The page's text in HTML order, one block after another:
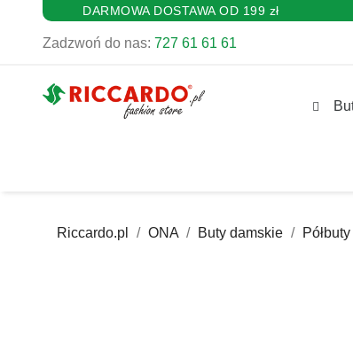
DARMOWA DOSTAWA OD 199 zł
Zadzwoń do nas: 727 61 61 61
Riccardo.pl ONA Buty damskie Półbuty